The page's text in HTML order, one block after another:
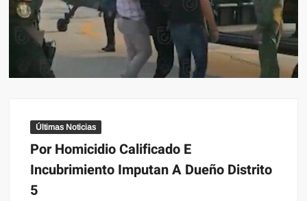
Últimas Noticias
Por Homicidio Calificado E
Incubrimiento Imputan A Dueño Distrito
5